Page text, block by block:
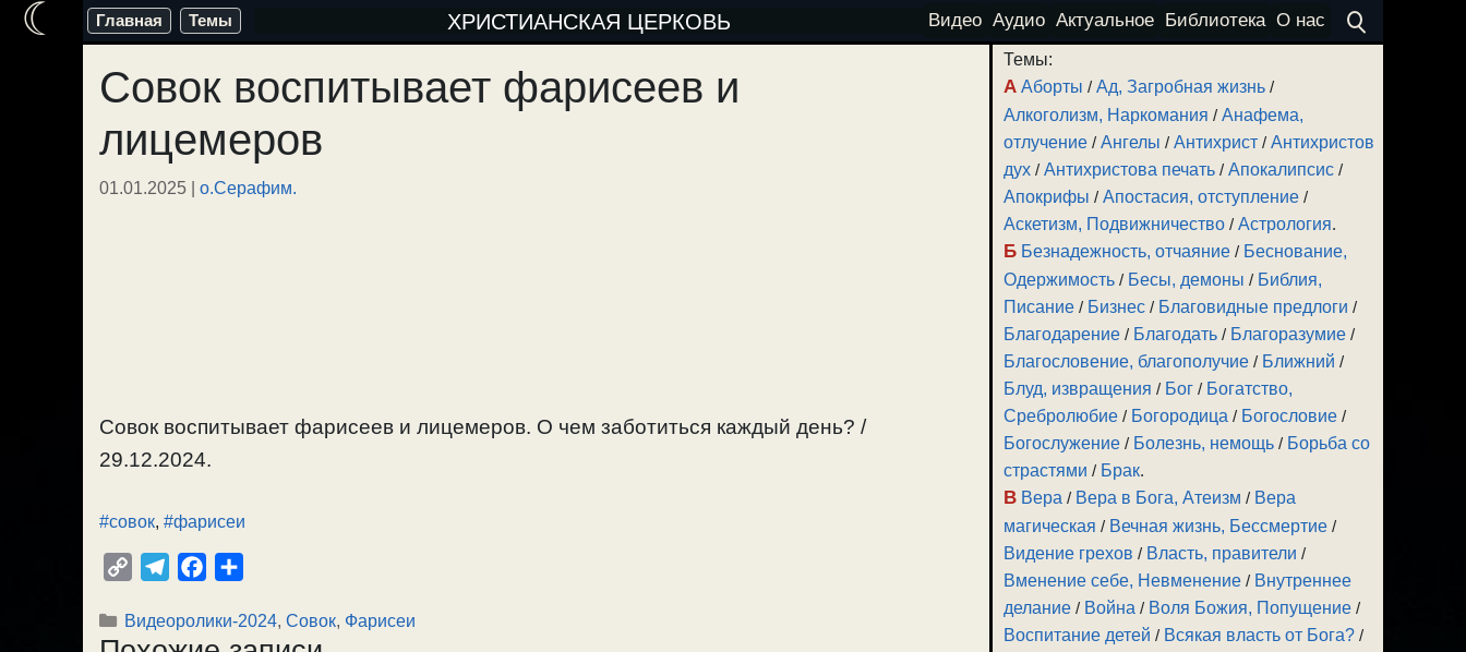
Перейти
содержимому
Главная Темы ХРИСТИАНСКАЯ ЦЕРКОВЬ Видео Аудио Актуальное Библиотека О нас
Совок воспитывает фарисеев и
лицемеров
01.01.2025 | о.Серафим.
Совок воспитывает фарисеев и лицемеров. О чем заботиться каждый день? /
29.12.2024.
#совок, #фарисеи
p
l
c
п
Рубрики
Видеоролики-2024, Совок, Фарисеи
Темы:
А Аборты /Ад, Загробная жизнь /
Алкоголизм, Наркомания /Анафема,
отлучение /Ангелы /Антихрист /Антихристов
дух /Антихристова печать /Апокалипсис /
Апокрифы /Апостасия, отступление /
Аскетизм, Подвижничество /Астрология.
Б Безнадежность, отчаяние / Беснование,
Одержимость / Бесы, демоны / Библия,
Писание / Бизнес / Благовидные предлоги /
Благодарение / Благодать / Благоразумие /
Благословение, благополучие / Ближний /
Блуд, извращения / Бог / Богатство,
Сребролюбие / Богородица / Богословие /
Богослужение / Болезнь, немощь / Борьба со
страстями / Брак.
В Вера / Вера в Бога, Атеизм / Вера
магическая / Вечная жизнь, Бессмертие /
Видение грехов / Власть, правители /
Вменение себе, Невменение / Внутреннее
делание / Война / Воля Божия, Попущение /
Воспитание детей / Всякая власть от Бога? /
☾